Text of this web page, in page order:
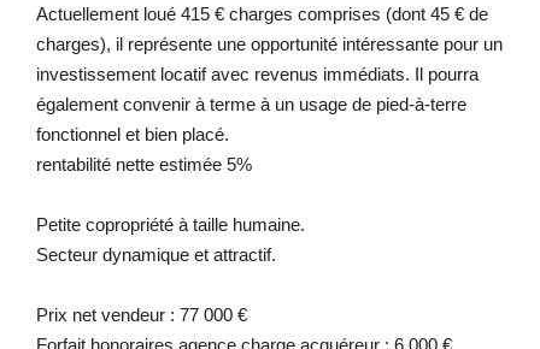
Actuellement loué 415 € charges comprises (dont 45 € de
charges), il représente une opportunité intéressante pour un
investissement locatif avec revenus immédiats. Il pourra
également convenir à terme à un usage de pied-à-terre
fonctionnel et bien placé.
rentabilité nette estimée 5%
Petite copropriété à taille humaine.
Secteur dynamique et attractif.
Prix net vendeur : 77 000 €
Forfait honoraires agence charge acquéreur : 6 000 €